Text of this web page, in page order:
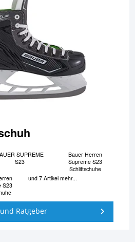
SUPREME
S23
Bauer Herren
Supreme S23
Schlittschuhe
S23
und 7 Artikel mehr...
Ratgeber